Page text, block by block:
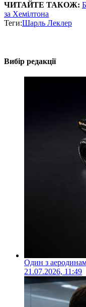
ЧИТАЙТЕ ТАКОЖ:
за Хемілтона
Теги:Шарль Леклер
Вибір редакції
Один з
21.07.2026, 11:49